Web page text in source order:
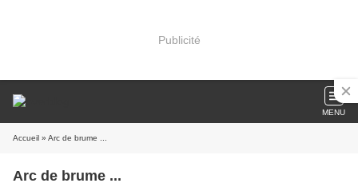
Publicité
MENU
Accueil » Arc de brume ...
Arc de brume ...